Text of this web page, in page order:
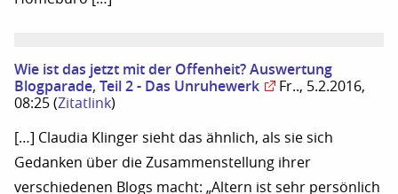
Wie ist das jetzt mit der Offenheit? Auswertung
Blogparade, Teil 2 - Das Unruhewerk
Fr.., 5.2.2016,
08:25 (Zitatlink)
[…] Claudia Klinger sieht das ähnlich, als sie sich
Gedanken über die Zusammenstellung ihrer
verschiedenen Blogs macht: „Altern ist sehr persönlich